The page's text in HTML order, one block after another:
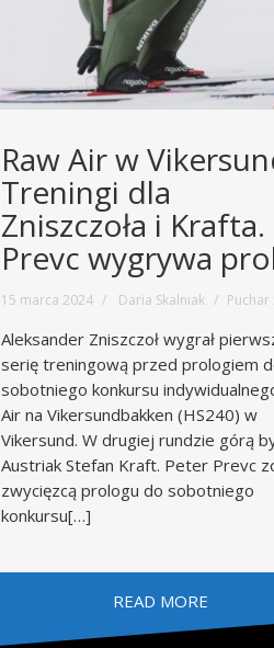
Raw Air w
Treningi dla
Zniszczoła i Krafta.
Prevc wygrywa
15 marca 2024 Daria Skalniak Puchar
Aleksander Zniszczoł wygrał
serię treningową przed prologiem
sobotniego konkursu
Air na Vikersundbakken (HS240) w
Vikersund. W drugiej rundzie górą
Austriak Stefan Kraft. Peter Prevc
zwycięzcą prologu do sobotniego
konkursu[…]
READ MORE